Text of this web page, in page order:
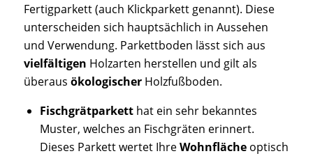
Fertigparkett (auch Klickparkett genannt). Diese
unterscheiden sich hauptsächlich in Aussehen
und Verwendung. Parkettboden lässt sich aus
vielfältigen Holzarten herstellen und gilt als
überaus ökologischerHolzfußboden.
Fischgrätparketthat ein sehr bekanntes
Muster, welches an Fischgräten erinnert.
Dieses Parkett wertet IhreWohnflächeoptisch